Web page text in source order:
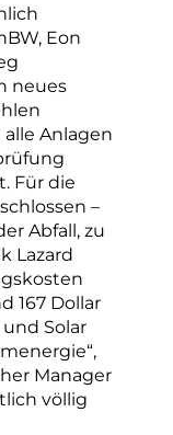
Eon
neues
Anlagen
Für die
–
Abfall, zu
Lazard
167 Dollar
Solar
Manager
völlig